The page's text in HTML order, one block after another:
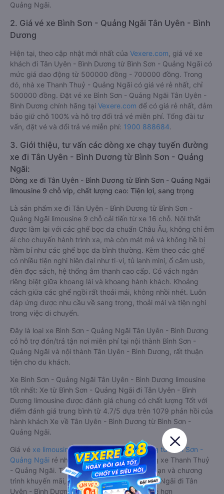
Quảng Ngãi.
2. Giá vé xe Bình Sơn - Quảng Ngãi Tân Uyên - Bình
Dương
Hiện tại, theo cập nhật mới nhất của Vexere.com , giá vé xe
khách đi Tân Uyên - Bình Dương từ Bình Sơn - Quảng Ngãi có
mức giá dao động từ 500000 đồng - 700000 đồng. Trong
đó, nhà xe Thanh Thuỷ - Quảng Ngãi có giá vé rẻ nhất, chỉ
500000 đồng. Đặt vé xe Bình Sơn - Quảng Ngãi Tân Uyên -
Bình Dương chính hãng tại Vexere.com để có giá rẻ nhất, đảm
bảo giữ chỗ 100% và hỗ trợ đổi trả vé miễn phí. Tổng đài tư
vấn, đặt vé và đổi trả vé miễn phí: 1900 888684.
3. Giới thiệu, tư vấn các dòng xe chạy tuyến đường
xe đi Tân Uyên - Bình Dương từ Bình Sơn - Quảng
Ngãi:
Dòng xe đi Tân Uyên - Bình Dương từ Bình Sơn - Quảng Ngãi
limousine 9 chỗ vip, chất lượng cao: Tiện lợi, sang trọng
Là sản phẩm xe đi Tân Uyên - Bình Dương từ Bình Sơn -
Quảng Ngãi limousine 9 chỗ cải tiến từ xe 16 chỗ. Nội thất
được làm lại với các ghế bọc da chuẩn Châu Âu, không chỉ êm
ái cho chuyến hành trình xa, mà còn mát mẻ và không hề bị
hầm bí như các ghế bọc da bình thường. Kèm theo các ghế
có nhiều tiện nghi hiện đại như ti-vi, tủ lạnh mini, ổ cắm usb,
đèn đọc sách, hệ thống âm thanh cao cấp. Có vách ngăn
riêng biệt giữa khoang lái và khoang hành khách. Khoảng
cách giữa các ghế ngồi rất thoải mái, không nhồi nhét. Luôn
đáp ứng được nhu cầu về sang trọng, thoải mái và tiện nghi
trong việc di chuyển.
Đây là loại xe Bình Sơn - Quảng Ngãi Tân Uyên - Bình Dương
có hỗ trợ đón/trả tận nơi miễn phí tại nội thành Bình Sơn -
Quảng Ngãi và nội thành Tân Uyên - Bình Dương, rất thuận
tiện cho du khách.
Xe Bình Sơn - Quảng Ngãi Tân Uyên - Bình Dương limousine
tốt nhất: Xe từ Bình Sơn - Quảng Ngãi đi Tân Uyên - Bình
Dương limousine được đánh giá chung có chất lượng Tốt với
điểm đánh giá trung bình từ 4.7/5 dựa trên 1079 phản hồi của
hành khách Xe về Tân Uyên - Bình Dương từ Bình Sơn -
Quảng Ngãi.
Giá vé xe limousine đi Tân Uyên - Bình Dương từ Bình Sơn -
Quảng Ngãi rẻ nhất là 500000VND của hãng xe Thanh Thuỷ
- Quảng Ngãi. Tùy thuộc vào vị trí ngồi của bạn và chương
trình khuyến mãi, giá vé Xe Bình Sơn - Quảng Ngãi đi Tân
Uyên - Bình Dương limousine này có thể sẽ rẻ hơn